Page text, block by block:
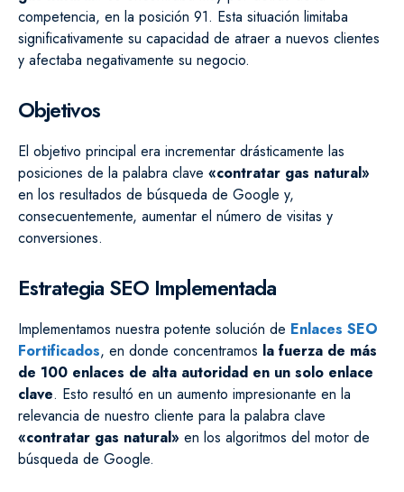
competencia, en la posición 91. Esta situación limitaba
significativamente su capacidad de atraer a nuevos clientes
y afectaba negativamente su negocio.
Objetivos
El objetivo principal era incrementar drásticamente las
posiciones de la palabra clave «contratar gas natural»
en los resultados de búsqueda de Google y,
consecuentemente, aumentar el número de visitas y
conversiones.
Estrategia SEO Implementada
Implementamos nuestra potente solución de Enlaces SEO
Fortificados, en donde concentramos la fuerza de más
de 100 enlaces de alta autoridad en un solo enlace
clave. Esto resultó en un aumento impresionante en la
relevancia de nuestro cliente para la palabra clave
«contratar gas natural» en los algoritmos del motor de
búsqueda de Google.